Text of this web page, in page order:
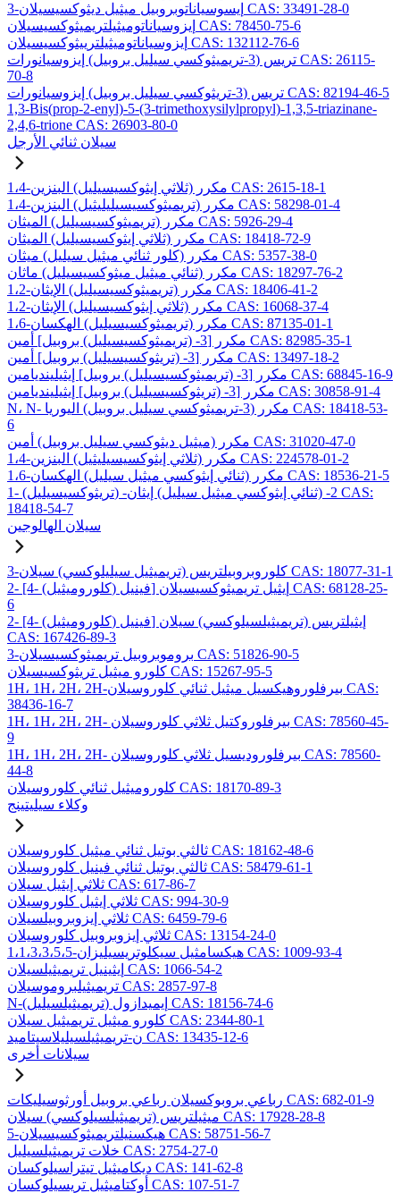
3-إيسوسياناتوبروبيل ميثيل ديثوكسيسيلان CAS: 33491-28-0
إيزوسياناتوميثيلتريميثوكسيسيلان CAS: 78450-75-6
إيزوسياناتوميثيلترييثوكسيسيلان CAS: 132112-76-6
تريس (3-تريميثوكسي سيليل بروبيل) إيزوسيانورات CAS: 26115-
70-8
تريس (3-تريثوكسي سيليل بروبيل) إيزوسيانورات CAS: 82194-46-5
1,3-Bis(prop-2-enyl)-5-(3-trimethoxysilylpropyl)-1,3,5-triazinane-
2,4,6-trione CAS: 26903-80-0
سيلان ثنائي الأرجل
1،4-مكرر (ثلاثي إيثوكسيسيليل) البنزين CAS: 2615-18-1
1،4-مكرر (تريميثوكسيسيليليثيل) البنزين CAS: 58298-01-4
مكرر (تريميثوكسيسيليل) الميثان CAS: 5926-29-4
مكرر (ثلاثي إيثوكسيسيليل) الميثان CAS: 18418-72-9
مكرر (كلور ثنائي ميثيل سيليل) ميثان CAS: 5357-38-0
مكرر (ثنائي ميثيل ميثوكسيسيليل) ماثان CAS: 18297-76-2
1،2-مكرر (تريميثوكسيسيليل) الإيثان CAS: 18406-41-2
1،2-مكرر (ثلاثي إيثوكسيسيليل) الإيثان CAS: 16068-37-4
1،6-مكرر (تريميثوكسيسيليل) الهكسان CAS: 87135-01-1
مكرر [3- (تريميثوكسيسيليل) بروبيل] أمين CAS: 82985-35-1
مكرر [3- (تريثوكسيسيليل) بروبيل] أمين CAS: 13497-18-2
مكرر [3- (تريميثوكسيسيليل) بروبيل] إيثيلينديامين CAS: 68845-16-9
مكرر [3- (تريثوكسيسيليل) بروبيل] إيثيلينديامين CAS: 30858-91-4
N، N- مكرر (3-تريميثوكسي سيليل بروبيل) اليوريا CAS: 18418-53-
6
مكرر (ميثيل ديثوكسي سيليل بروبيل) أمين CAS: 31020-47-0
1،4-مكرر (ثلاثي إيثوكسيسيليثيل) البنزين CAS: 224578-01-2
1،6-مكرر (ثنائي إيثوكسي ميثيل سيليل) الهكسان CAS: 18536-21-5
1- (تريثوكسيسيليل) -2- (ثنائي إيثوكسي ميثيل سيليل) إيثان CAS:
18418-54-7
سيلان الهالوجين
3-كلوروبروبيلتريس (تريميثيل سيليلوكسي) سيلان CAS: 18077-31-1
2- [4- (كلوروميثيل) فينيل] إيثيل تريميثوكسيسيلان CAS: 68128-25-
6
2- [4- (كلوروميثيل) فينيل] إيثيلتريس (تريميثيلسيلوكسي) سيلان
CAS: 167426-89-3
3-بروموبروبيل تريميثوكسيسيلان CAS: 51826-90-5
كلورو ميثيل تريثوكسيسيلان CAS: 15267-95-5
1H، 1H، 2H، 2H-بيرفلوروهيكسيل ميثيل ثنائي كلوروسيلان CAS:
38436-16-7
1H، 1H، 2H، 2H- بيرفلوروكتيل ثلاثي كلوروسيلان CAS: 78560-45-
9
1H، 1H، 2H، 2H- بيرفلوروديسيل ثلاثي كلوروسيلان CAS: 78560-
44-8
كلوروميثيل ثنائي كلوروسيلان CAS: 18170-89-3
وكلاء سيليتينج
ثالثي بوتيل ثنائي ميثيل كلوروسيلان CAS: 18162-48-6
ثالثي بوتيل ثنائي فينيل كلوروسيلان CAS: 58479-61-1
ثلاثي إيثيل سيلان CAS: 617-86-7
ثلاثي إيثيل كلوروسيلان CAS: 994-30-9
ثلاثي إيزوبروبيلسيلان CAS: 6459-79-6
ثلاثي إيزوبروبيل كلوروسيلان CAS: 13154-24-0
1،1،3،3،5،5-هيكسامثيل سيكلوتريسيليزان CAS: 1009-93-4
إيثينيل تريميثيلسيلان CAS: 1066-54-2
تريميثيلبروموسيلان CAS: 2857-97-8
N-(تريميثيلسيليل) إيميدازول CAS: 18156-74-6
كلورو ميثيل تريميثيل سيلان CAS: 2344-80-1
ن-تريميثيلسيليلاسيتاميد CAS: 13435-12-6
سيلانات أخرى
رباعي بروبوكسيلان رباعي بروبيل أورثوسيليكات CAS: 682-01-9
ميثيلتريس (تريميثيلسيلوكسي) سيلان CAS: 17928-28-8
5-هيكسنيلتريميثوكسيسيلان CAS: 58751-56-7
خلات تريميثيلسيليل CAS: 2754-27-0
ديكاميثيل تيتراسيلوكسان CAS: 141-62-8
أوكتاميثيل تريسيلوكسان CAS: 107-51-7